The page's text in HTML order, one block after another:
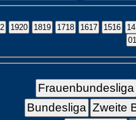
Frauenbundesliga
Bundesliga Zweite